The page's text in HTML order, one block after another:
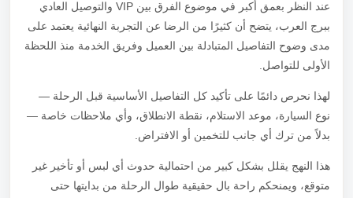
عند النظر بعمق أكبر في موضوع الفرق بين VIP والتوصيل العادي
ببرج العرب، يتضح أن كثيرًا من الرضا عن التجربة النهائية يعتمد على
مدى وضوح التفاصيل المتبادلة بين العميل وفريق الخدمة منذ اللحظة
الأولى للتواصل.
لهذا نحرص دائمًا على تأكيد كل التفاصيل الأساسية قبل الرحلة —
نوع السيارة، موعد الاستلام، نقطة الانطلاق، وأي ملاحظات خاصة —
بدلاً من ترك أي جانب للتخمين أو الافتراض.
هذا النهج يقلل بشكل كبير من احتمالية حدوث أي لبس أو تأخير غير
متوقع، ويمنحكم راحة بال حقيقية طوال الرحلة من بدايتها حتى